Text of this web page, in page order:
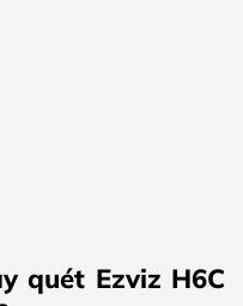
quét Ezviz H6C